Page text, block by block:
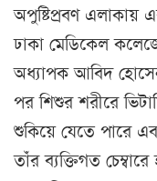
অপুষ্টিপ্রবণ এলাকায়
ঢাকা মেডিকেল
অধ্যাপক আবিদ
পর শিশুর শরীরে
শুকিয়ে যেতে পারে
তাঁর ব্যক্তিগত